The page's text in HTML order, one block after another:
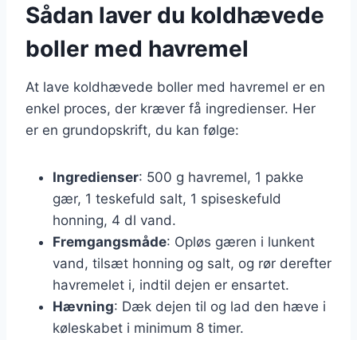
Sådan laver du koldhævede
boller med havremel
At lave koldhævede boller med havremel er en
enkel proces, der kræver få ingredienser. Her
er en grundopskrift, du kan følge:
Ingredienser: 500 g havremel, 1 pakke
gær, 1 teskefuld salt, 1 spiseskefuld
honning, 4 dl vand.
Fremgangsmåde: Opløs gæren i lunkent
vand, tilsæt honning og salt, og rør derefter
havremelet i, indtil dejen er ensartet.
Hævning: Dæk dejen til og lad den hæve i
køleskabet i minimum 8 timer.